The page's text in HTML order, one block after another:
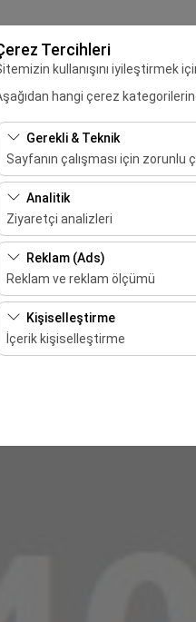
Tercihleri
kullanışını iyileştirmek
hangi çerez
Gerekli & Teknik
Sayfanın çalışması için
Bu çerezler sitenin doğru şekilde
bırakılamaz.
Analitik
Ziyaretçi analizleri
Bu çerezler, sitemizin nasıl
etmemizi sağlar. Bu veriler, web
Reklam (Ads)
Reklam ve reklam ölçümü
Bu çerezler, size ilgi
etkinliğini (gösterim sayısı,
Kişiselleştirme
İçerik kişiselleştirme
deneyiminizin tutarlılığını ve
bırakacağım
A Car